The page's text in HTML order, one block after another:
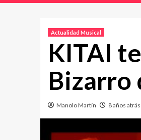
Actualidad Musical
KITAI
Bizarro
Manolo Martín 8 años atrás